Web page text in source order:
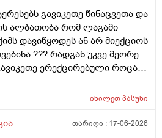
გავიკეთე წინაცვეთა და
ალბათობა რომ ლაგამი
დავიწყოდეს ან არ მიექციოს
??? რადგან უკვე მეორე
ერექცირებული როცა
სადღაც ეგრე 1
უბრალოდ მერე გარშემოც
იხილეთპასუხი
თარიღი : 17-06-2026